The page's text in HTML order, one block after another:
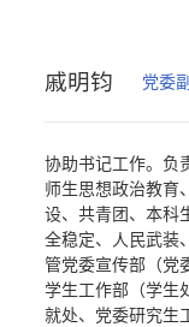
戚明钧 党委
协助书记工作。负
师生思想政治教育
设、共青团、本科
全稳定、人民武装
管党委宣传部（党
学生工作部（学生
就处、党委研究生